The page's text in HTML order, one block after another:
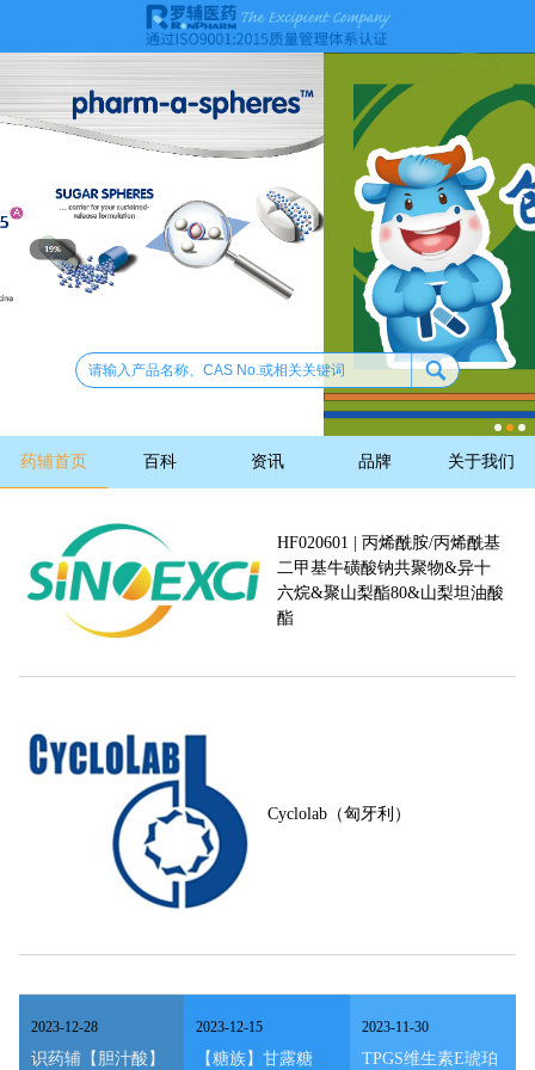
药辅首页 百科 资讯 品牌 关于我们
HF020601 | 丙烯酰胺/丙烯酰基
二甲基牛磺酸钠共聚物&异十
六烷&聚山梨酯80&山梨坦油酸
酯
Cyclolab（匈牙利）
识药辅【胆汁酸】
2023-12-28
【糖族】甘露糖
2023-12-15
TPGS维生素E琥珀
2023-11-30